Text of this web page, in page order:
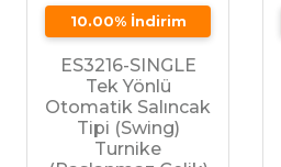
10.00% İndirim
ES3216-SINGLE
Tek Yönlü
Otomatik Salıncak
Tipi (Swing)
Turnike